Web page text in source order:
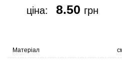
ціна: 8.50 грн
Матеріал